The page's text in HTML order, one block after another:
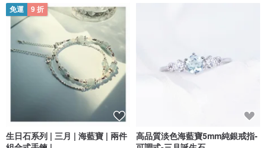
免運 9 折
生日石系列 | 三月 | 海藍寶 | 兩件
高品質淡色海藍寶5mm純銀戒指-